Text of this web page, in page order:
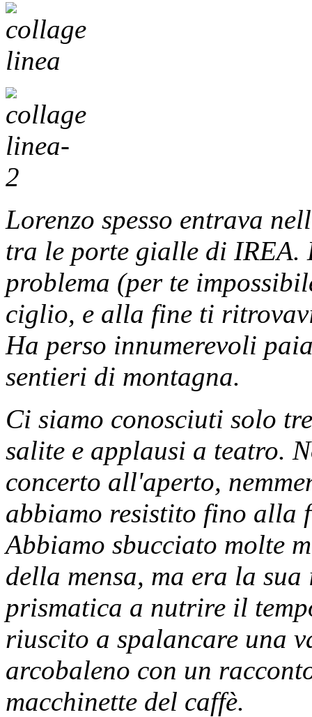
Lorenzo spesso entrava
tra le porte gialle di IREA.
problema (per te
ciglio, e alla fine ti
Ha perso innumerevoli
sentieri di montagna.
Ci siamo conosciuti solo
salite e applausi a teatro.
concerto all'aperto,
abbiamo resistito fino alla
Abbiamo sbucciato molte
della mensa, ma era la
prismatica a nutrire il
riuscito a spalancare una
arcobaleno con un
macchinette del caffè.